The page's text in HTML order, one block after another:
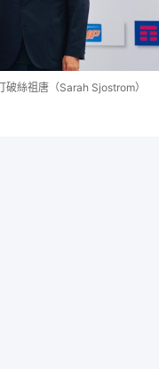
絲祖唐（Sarah Sjostrom）